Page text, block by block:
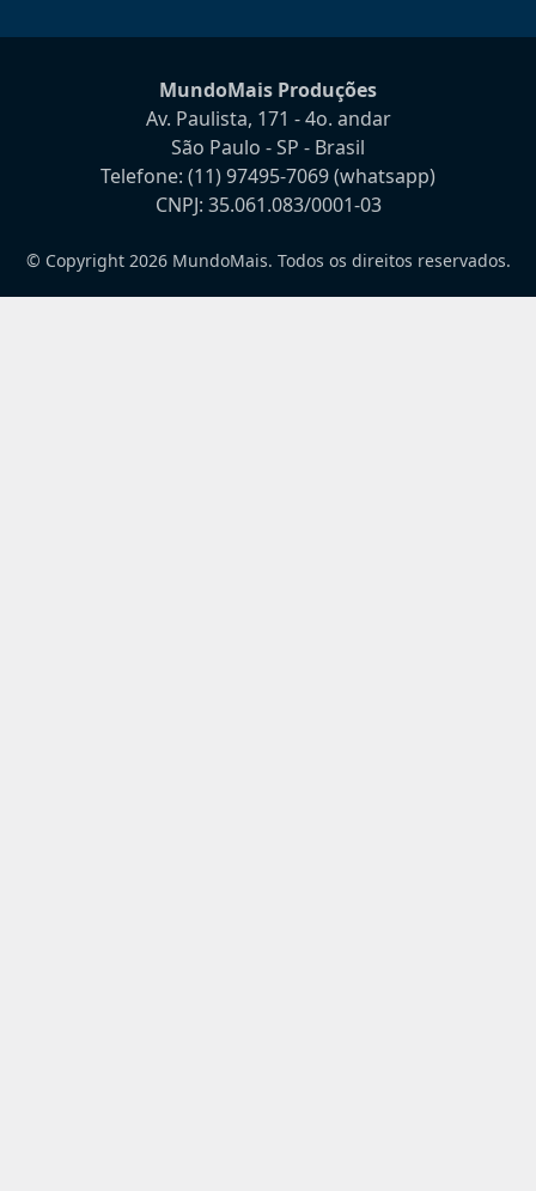
MundoMais Produções
Av. Paulista, 171 - 4o. andar
São Paulo - SP - Brasil
Telefone: (11) 97495-7069(whatsapp)
CNPJ: 35.061.083/0001-03
© Copyright 2026 MundoMais. Todos os direitos reservados.